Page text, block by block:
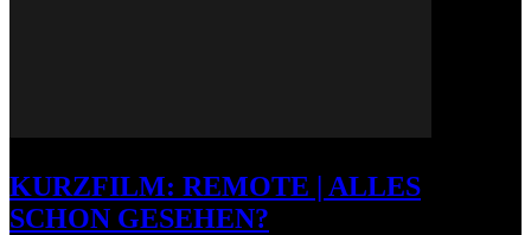
KURZFILM: REMOTE | ALLES
SCHON GESEHEN?